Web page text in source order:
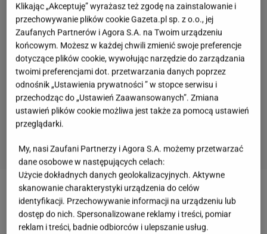
Kirs Jenner opowiedziała Ellen o swoich dzieciach
DeGeneres bez wahania zapytała ją o to, które z
Klikając „Akceptuję” wyrażasz też zgodę na zainstalowanie i
przechowywanie plików cookie Gazeta.pl sp. z o.o., jej
Zaufanych Partnerów i Agora S.A. na Twoim urządzeniu
końcowym. Możesz w każdej chwili zmienić swoje preferencje
dotyczące plików cookie, wywołując narzędzie do zarządzania
twoimi preferencjami dot. przetwarzania danych poprzez
odnośnik „Ustawienia prywatności ” w stopce serwisu i
przechodząc do „Ustawień Zaawansowanych”. Zmiana
ustawień plików cookie możliwa jest także za pomocą ustawień
przeglądarki.
My, nasi Zaufani Partnerzy i Agora S.A. możemy przetwarzać
dane osobowe w następujących celach:
Użycie dokładnych danych geolokalizacyjnych. Aktywne
skanowanie charakterystyki urządzenia do celów
identyfikacji. Przechowywanie informacji na urządzeniu lub
dostęp do nich. Spersonalizowane reklamy i treści, pomiar
reklam i treści, badnie odbiorców i ulepszanie usług.